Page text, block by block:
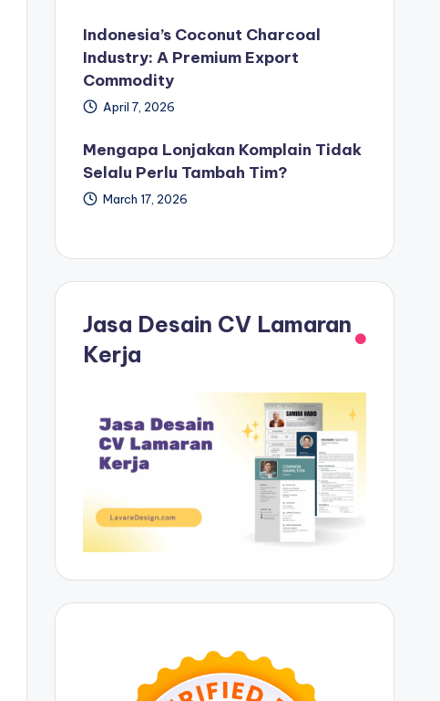
Indonesia’s Coconut Charcoal
Industry: A Premium Export
Commodity
April 7, 2026
Mengapa Lonjakan Komplain Tidak
Selalu Perlu Tambah Tim?
March 17, 2026
Jasa Desain CV Lamaran
Kerja